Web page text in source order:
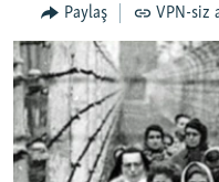
FƏRQƏ BAX
QANUNI DOĞRU
ARAŞDIRMA
MULTIMEDIA
VIDEO
RADIO ARXIV
Paylaş VPN-siz